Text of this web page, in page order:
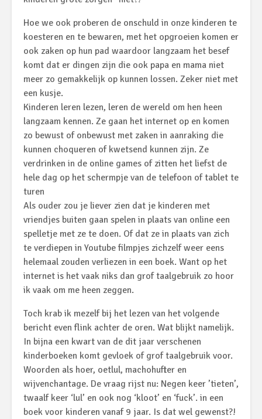
Hoe we ook proberen de onschuld in onze kinderen te
koesteren en te bewaren, met het opgroeien komen er
ook zaken op hun pad waardoor langzaam het besef
komt dat er dingen zijn die ook papa en mama niet
meer zo gemakkelijk op kunnen lossen. Zeker niet met
een kusje.
Kinderen leren lezen, leren de wereld om hen heen
langzaam kennen. Ze gaan het internet op en komen
zo bewust of onbewust met zaken in aanraking die
kunnen choqueren of kwetsend kunnen zijn. Ze
verdrinken in de online games of zitten het liefst de
hele dag op het schermpje van de telefoon of tablet te
turen
Als ouder zou je liever zien dat je kinderen met
vriendjes buiten gaan spelen in plaats van online een
spelletje met ze te doen. Of dat ze in plaats van zich
te verdiepen in Youtube filmpjes zichzelf weer eens
helemaal zouden verliezen in een boek. Want op het
internet is het vaak niks dan grof taalgebruik zo hoor
ik vaak om me heen zeggen.
Toch krab ik mezelf bij het lezen van het volgende
bericht even flink achter de oren. Wat blijkt namelijk.
In bijna een kwart van de dit jaar verschenen
kinderboeken komt gevloek of grof taalgebruik voor.
Woorden als hoer, oetlul, machohufter en
wijvenchantage. De vraag rijst nu: Negen keer ’tieten’,
twaalf keer ‘lul’ en ook nog ‘kloot’ en ‘fuck’. in een
boek voor kinderen vanaf 9 jaar. Is dat wel gewenst?!